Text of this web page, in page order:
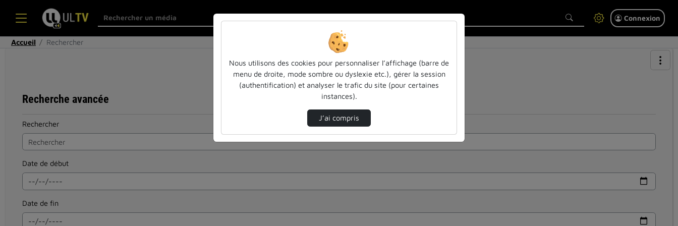
Connexion
Accueil Rechercher
Recherche avancée
Rechercher
Date de début
Date de fin
Nous utilisons des cookies pour personnaliser l’affichage (barre de
menu de droite, mode sombre ou dyslexie etc.), gérer la session
(authentification) et analyser le trafic du site (pour certaines
instances).
J’ai compris